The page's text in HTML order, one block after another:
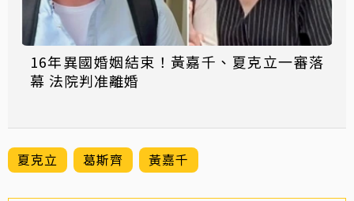
16年異國婚姻結束！黃嘉千、夏克立一審落
幕 法院判准離婚
夏克立 葛斯齊 黃嘉千